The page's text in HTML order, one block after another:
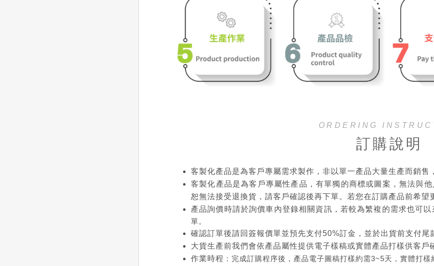
ORDERING
訂購說明
客製化產品是為客戶專屬需求製作，非以單一產品大量生產而銷
客製化產品是為客戶專屬性產品，有單獨的商標或圖案，無法與
恕無法接受退換貨，請客戶確認後再下單。若您在訂購產品前希
產品詢價時請於詢價車內登錄相關資訊，若較為繁複的需求也可
單。
確認訂單後請回簽報價單並預先支付50%訂金，並於出貨前支付
大貨生產前我們會依產品屬性提供電子樣稿或實體產品打樣供客
作業時程 ：完成訂購程序後，產品電子圖稿打樣約需3~5天，實體打